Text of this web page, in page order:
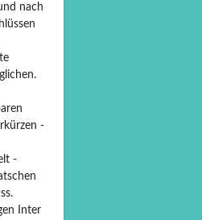
nach
-
-
Inter